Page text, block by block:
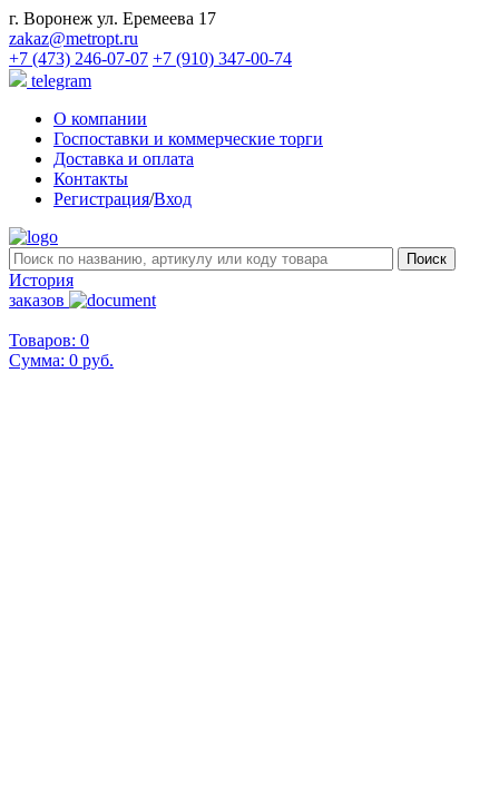
г. Воронеж ул. Еремеева 17
zakaz@metropt.ru
+7 (473) 246-07-07 +7 (910) 347-00-74
telegram
О компании
Госпоставки и коммерческие торги
Доставка и оплата
Контакты
Регистрация/Вход
История
заказов
Товаров: 0
Сумма: 0 руб.